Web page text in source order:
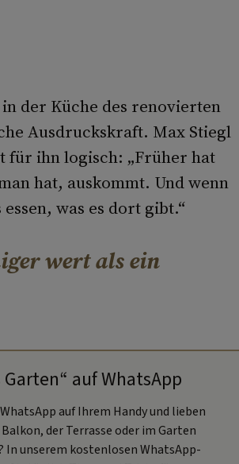
der Küche des renovierten
Ausdruckskraft. Max Stiegl
für ihn logisch: „Früher hat
hat, auskommt. Und wenn
was es dort gibt.“
wert als ein
Garten“ auf WhatsApp
auf Ihrem Handy und lieben
der Terrasse oder im Garten
In unserem kostenlosen WhatsApp-